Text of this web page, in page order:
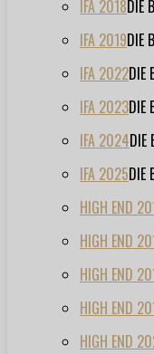
IFA 2018DIE
IFA 2019DIE
IFA 2022DIE
IFA 2023DIE
IFA 2024DIE
IFA 2025DIE
HIGH END
HIGH END
HIGH END
HIGH END
HIGH END